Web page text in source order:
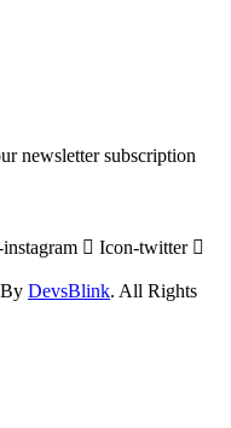
newsletter subscription
Icon-twitter
DevsBlink. All Rights